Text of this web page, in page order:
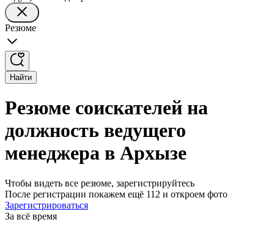
Резюме
Найти
Резюме соискателей на
должность ведущего
менеджера в Архызе
Чтобы видеть все резюме, зарегистрируйтесь
После регистрации покажем ещё 112 и откроем фото
Зарегистрироваться
За всё время